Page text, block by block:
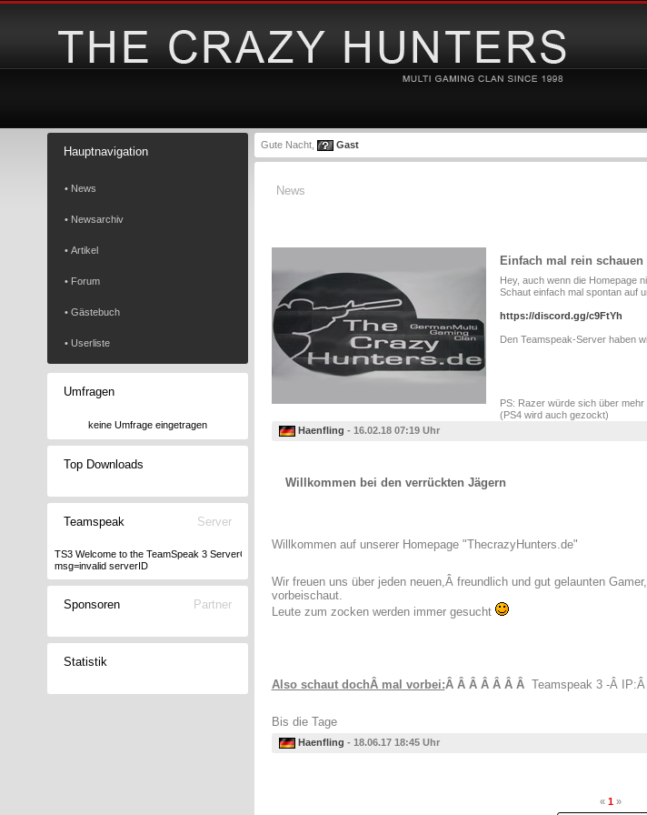
Hauptnavigation
• News
• Newsarchiv
• Artikel
• Forum
• Gästebuch
• Userliste
Umfragen
keine Umfrage eingetragen
Top Downloads
Teamspeak Server
TS3 Welcome to the TeamSpeak 3 ServerQuery interface, type "help" for a list of commands and "help <command>" for information on
msg=invalid serverID
Sponsoren Partner
Statistik
Gute Nacht, Gast
News
Einfach mal rein schauen
Hey, auch wenn die Homepage
Schaut einfach mal spontan auf
https://discord.gg/c9FtYh
Den Teamspeak-Server haben
PS: Razer würde sich über
(PS4 wird auch gezockt)
Haenfling - 16.02.18 07:19 Uhr
Willkommen bei den verrückten Jägern
Willkommen auf unserer Homepage "ThecrazyHunters.de"
Wir freuen uns über jeden neuen,Â freundlich und gut gelaunten
vorbeischaut.
Leute zum zocken werden immer gesucht
Also schaut dochÂ mal vorbei:Â Â Â Â Â Â Â Teamspeak 3 -Â
Bis die Tage
Haenfling - 18.06.17 18:45 Uhr
« 1 »